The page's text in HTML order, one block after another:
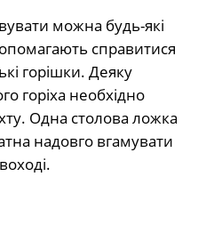
можна будь-які
справитися
горішки. Деяку
горіха необхідно
Одна столова ложка
надовго вгамувати